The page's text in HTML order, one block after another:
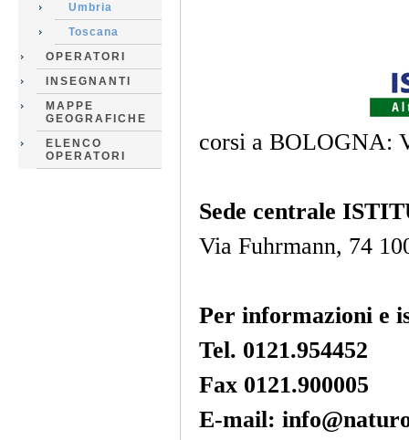
Umbria
Toscana
OPERATORI
INSEGNANTI
MAPPE
GEOGRAFICHE
ELENCO
OPERATORI
corsi a BOLOGNA:
Sede centrale
Via Fuhrmann, 74
Per informazioni e
Tel. 0121.954452
Fax 0121.900005
E-mail: